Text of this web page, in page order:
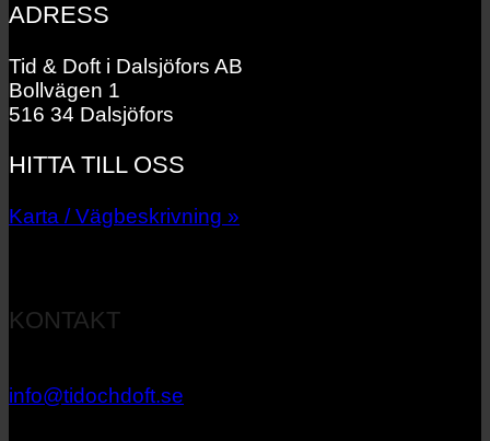
ADRESS
Tid & Doft i Dalsjöfors AB
Bollvägen 1
516 34 Dalsjöfors
HITTA TILL OSS
Karta / Vägbeskrivning »
KONTAKT
info@tidochdoft.se